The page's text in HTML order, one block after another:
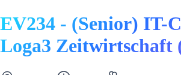
EV234 - (Senior) IT-
Loga3 Zeitwirtschaft